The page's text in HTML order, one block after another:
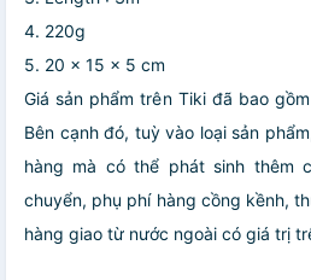
4. 220g
5. 20 x 15 x 5 cm
Giá sản phẩm trên Tiki đã bao
Bên cạnh đó, tuỳ vào loại sản
hàng mà có thể phát sinh thêm
chuyển, phụ phí hàng cồng kềnh,
hàng giao từ nước ngoài có giá trị